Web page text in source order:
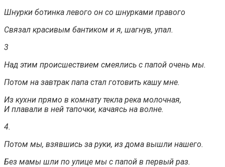
Шнурки ботинка левого он со шнурками правого
Связал красивым бантиком и я, шагнув, упал.
3
Над этим происшествием смеялись с папой очень мы.
Потом на завтрак папа стал готовить кашу мне.
Из кухни прямо в комнату текла река молочная,
И плавали в ней тапочки, качаясь на волне.
4.
Потом мы, взявшись за руки, из дома вышли нашего.
Без мамы шли по улице мы с папой в первый раз.